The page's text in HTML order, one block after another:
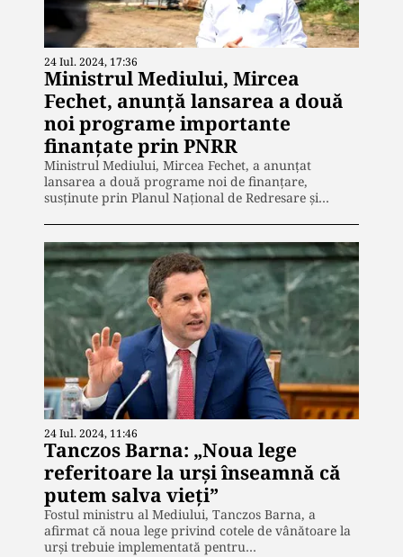
24 Iul. 2024, 17:36
Ministrul Mediului, Mircea
Fechet, anunță lansarea a două
noi programe importante
finanțate prin PNRR
Ministrul Mediului, Mircea Fechet, a anunțat
lansarea a două programe noi de finanțare,
susținute prin Planul Național de Redresare și…
24 Iul. 2024, 11:46
Tanczos Barna: „Noua lege
referitoare la urși înseamnă că
putem salva vieți”
Fostul ministru al Mediului, Tanczos Barna, a
afirmat că noua lege privind cotele de vânătoare la
urşi trebuie implementată pentru…